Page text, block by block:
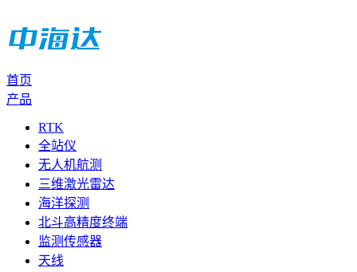
首页
产品
RTK
全站仪
无人机航测
三维激光雷达
海洋探测
北斗高精度终端
监测传感器
天线